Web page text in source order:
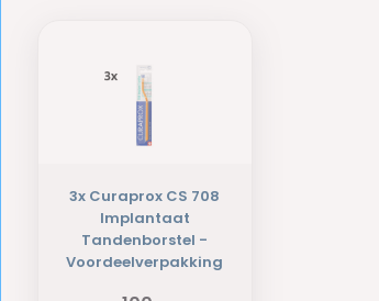
3x Curaprox CS 708
Implantaat
Tandenborstel -
Voordeelverpakking